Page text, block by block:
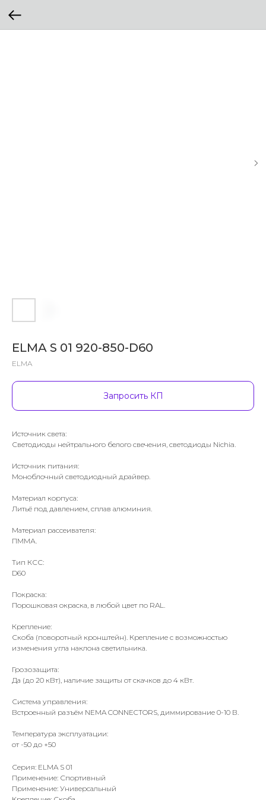
ELMA S 01 920-850-D60
ELMA
Запросить КП
Источник света:
Светодиоды нейтрального белого свечения, светодиоды Nichia.
Источник питания:
Моноблочный светодиодный драйвер.
Материал корпуса:
Литьё под давлением, сплав алюминия.
Материал рассеивателя:
ПММА.
Тип КСС:
D60
Покраска:
Порошковая окраска, в любой цвет по RAL.
Крепление:
Скоба (поворотный кронштейн). Крепление с возможностью
изменения угла наклона светильника.
Грозозащита:
Да (до 20 кВт), наличие защиты от скачков до 4 кВт.
Система управления:
Встроенный разъём NEMA CONNECTORS, диммирование 0-10 В.
Температура эксплуатации:
от -50 до +50
Серия: ELMA S 01
Применение: Спортивный
Применение: Универсальный